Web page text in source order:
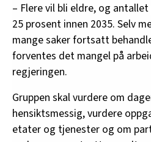
– Flere vil bli eldre, og
25 prosent innen 2035. Selv
mange saker fortsatt
forventes det mangel på
regjeringen.
Gruppen skal vurdere om
hensiktsmessig, vurdere
etater og tjenester og om